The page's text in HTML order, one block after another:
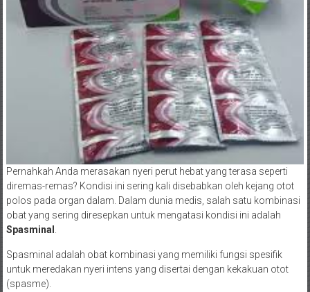
Pernahkah Anda merasakan nyeri perut hebat yang terasa seperti
diremas-remas? Kondisi ini sering kali disebabkan oleh kejang otot
polos pada organ dalam. Dalam dunia medis, salah satu kombinasi
obat yang sering diresepkan untuk mengatasi kondisi ini adalah
Spasminal
Spasminal adalah obat kombinasi yang memiliki fungsi spesifik
untuk meredakan nyeri intens yang disertai dengan kekakuan otot
(spasme).